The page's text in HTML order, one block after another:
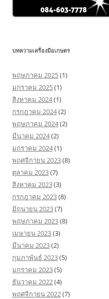
บทความเครื่องมือเกษตร
พฤษภาคม 2025(1)
มกราคม 2025(1)
สิงหาคม 2024(1)
กรกฎาคม 2024(2)
พฤษภาคม 2024(2)
มีนาคม 2024(2)
มกราคม 2024(1)
พฤศจิกายน 2023(8)
ตุลาคม 2023(7)
สิงหาคม 2023(3)
กรกฎาคม 2023(8)
มิถุนายน 2023(7)
พฤษภาคม 2023(8)
เมษายน 2023(3)
มีนาคม 2023(2)
กุมภาพันธ์ 2023(5)
มกราคม 2023(5)
ธันวาคม 2022(4)
พฤศจิกายน 2022(7)